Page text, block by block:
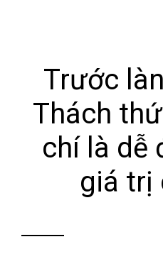
Trước
Thách
chí là dễ
giá trị